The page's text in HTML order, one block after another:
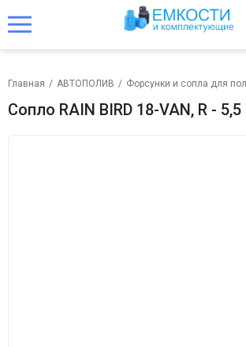
Главная / АВТОПОЛИВ / Форсунки и сопла для
Сопло RAIN BIRD 18-VAN, R -